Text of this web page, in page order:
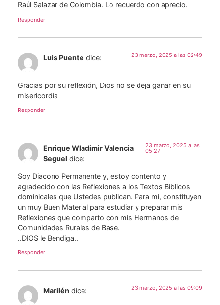
Raúl Salazar de Colombia. Lo recuerdo con aprecio.
Responder
Luis Puente dice: 23 marzo, 2025 a las 02:49
Gracias por su reflexión, Dios no se deja ganar en su
misericordia
Responder
Enrique Wladimir Valencia
Seguel dice:
23 marzo, 2025 a las
05:27
Soy Diacono Permanente y, estoy contento y
agradecido con las Reflexiones a los Textos Biblicos
dominicales que Ustedes publican. Para mi, constituyen
un muy Buen Material para estudiar y preparar mis
Reflexiones que comparto con mis Hermanos de
Comunidades Rurales de Base.
..DIOS le Bendiga..
Responder
Marilén dice: 23 marzo, 2025 a las 09:09